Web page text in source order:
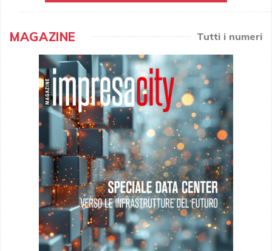
MAGAZINE Tutti i numeri